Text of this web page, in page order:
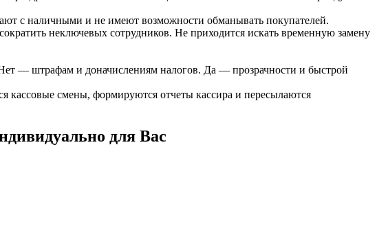
с наличными и не имеют возможности обманывать покупателей.
неключевых сотрудников. Не приходится искать временную замену
— штрафам и доначислениям налогов. Да — прозрачности и быстрой
кассовые смены, формируются отчеты кассира и пересылаются
для Вас